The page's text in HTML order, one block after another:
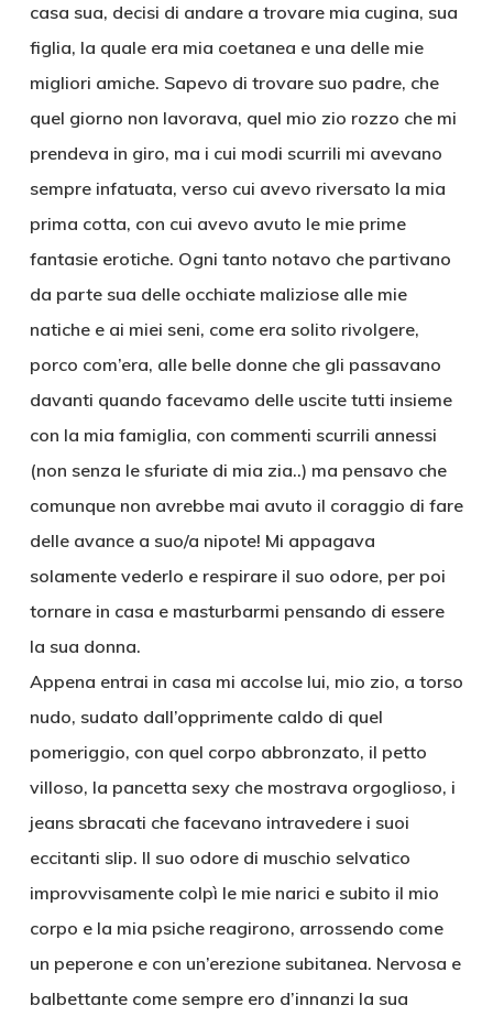
casa sua, decisi di andare a trovare mia cugina, sua
figlia, la quale era mia coetanea e una delle mie
migliori amiche. Sapevo di trovare suo padre, che
quel giorno non lavorava, quel mio zio rozzo che mi
prendeva in giro, ma i cui modi scurrili mi avevano
sempre infatuata, verso cui avevo riversato la mia
prima cotta, con cui avevo avuto le mie prime
fantasie erotiche. Ogni tanto notavo che partivano
da parte sua delle occhiate maliziose alle mie
natiche e ai miei seni, come era solito rivolgere,
porco com’era, alle belle donne che gli passavano
davanti quando facevamo delle uscite tutti insieme
con la mia famiglia, con commenti scurrili annessi
(non senza le sfuriate di mia zia..) ma pensavo che
comunque non avrebbe mai avuto il coraggio di fare
delle avance a suo/a nipote! Mi appagava
solamente vederlo e respirare il suo odore, per poi
tornare in casa e masturbarmi pensando di essere
la sua donna.
Appena entrai in casa mi accolse lui, mio zio, a torso
nudo, sudato dall’opprimente caldo di quel
pomeriggio, con quel corpo abbronzato, il petto
villoso, la pancetta sexy che mostrava orgoglioso, i
jeans sbracati che facevano intravedere i suoi
eccitanti slip. Il suo odore di muschio selvatico
improvvisamente colpì le mie narici e subito il mio
corpo e la mia psiche reagirono, arrossendo come
un peperone e con un’erezione subitanea. Nervosa e
balbettante come sempre ero d’innanzi la sua